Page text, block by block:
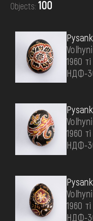
DONATE
Objects:100
1960
НДФ-
1960
НДФ-
1960
НДФ-